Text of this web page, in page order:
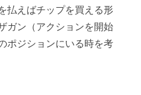
払えばチップを買える形
ガン（アクションを開始
ポジションにいる時を考